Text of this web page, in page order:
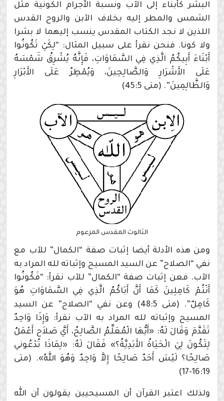
البشر كأبناء إلى الآب ونسبة الأجرام الكونية مثل
الشمس والمطر إليه بخلاف الآبن والروح القدس
اللذين لا نجد الكتاب المقدس ينسب إليهما لا بشرا
ولا كونا. فنحن نقرأ على سبيل المثال: “لِكَيْ تَكُونُوا
أَبْنَاءَ أَبِيكُمُ الَّذِي فِي السَّمَاوَاتِ، فَإِنَّهُ يُشْرِقُ شَمْسَهُ
عَلَى الأَشْرَارِ وَالصَّالِحِينَ، وَيُمْطِرُ عَلَى الأَبْرَارِ
وَالظَّالِمِينَ”. (متى 45:5)
الثالوث المقدس المزعوم
ومن هذه الأدلة أيضا إثبات صفة “الكمال” للآب مع
نفي “الصلاح” عن السيد المسيح وإثباته لله المراد به
الآب. فعن إثبات صفة “الكمال” للآب نقرأ: “فَكُونُوا
أَنْتُمْ كَامِلِينَ كَمَا أَنَّ أَبَاكُمُ الَّذِي فِي السَّمَاوَاتِ هُوَ
كَامِلٌ”. (متى 48:5) وعن نفي “الصلاح” عن السيد
المسيح وإثباته لله المراد به الآب نقرأ: وَإِذَا وَاحِدٌ
تَقَدَّمَ وَقَالَ لَهُ: «أَيُّهَا الْمُعَلِّمُ الصَّالِحُ، أَيَّ صَلاَحٍ أَعْمَلُ
لِتَكُونَ لِيَ الْحَيَاةُ الأَبَدِيَّةُ؟» فَقَالَ لَهُ: «لِمَاذَا تَدْعُوني
صَالِحًا؟ لَيْسَ أَحَدٌ صَالِحًا إِلاَّ وَاحِدٌ وَهُوَ اللهُ». (متى
16:19-17)
ولذلك اعتبر القرآن أن المسيحيين يقولون أن الله